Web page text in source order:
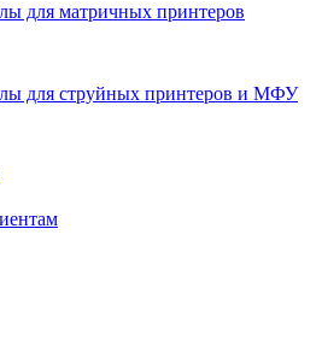
для матричных принтеров
для струйных принтеров и МФУ